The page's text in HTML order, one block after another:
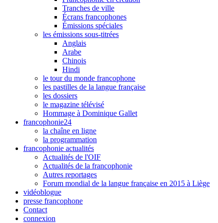
Tranches de ville
Écrans francophones
Émissions spéciales
les émissions sous-titrées
Anglais
Arabe
Chinois
Hindi
le tour du monde francophone
les pastilles de la langue française
les dossiers
le magazine télévisé
Hommage à Dominique Gallet
francophonie24
la chaîne en ligne
la programmation
francophonie actualités
Actualités de l'OIF
Actualités de la francophonie
Autres reportages
Forum mondial de la langue française en 2015 à Liège
vidéoblogue
presse francophone
Contact
connexion